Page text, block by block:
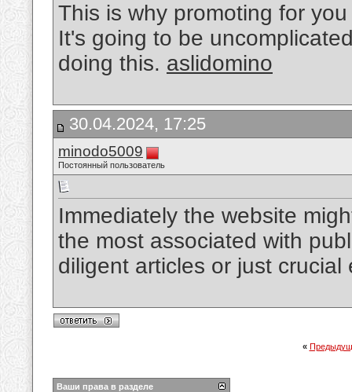
This is why promoting for
It's going to be
doing this. aslidomino
30.04.2024, 17:25
minodo5009
Постоянный пользователь
Immediately the website
the most associated with
diligent articles or just
«
Ваши права в разделе